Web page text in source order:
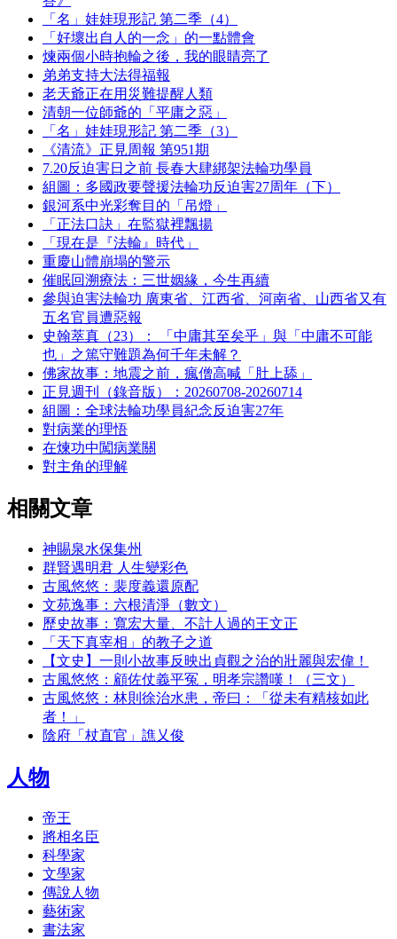
「名」娃娃現形記 第二季（4）
「好壞出自人的一念」的一點體會
煉兩個小時抱輪之後，我的眼睛亮了
弟弟支持大法得福報
老天爺正在用災難提醒人類
清朝一位師爺的「平庸之惡」
「名」娃娃現形記 第二季（3）
《清流》正見周報 第951期
7.20反迫害日之前 長春大肆綁架法輪功學員
組圖：多國政要聲援法輪功反迫害27周年（下）
銀河系中光彩奪目的「吊燈」
「正法口訣」在監獄裡飄揚
「現在是『法輪』時代」
重慶山體崩塌的警示
催眠回溯療法：三世姻緣，今生再續
參與迫害法輪功 廣東省、江西省、河南省、山西省又有
五名官員遭惡報
史翰萃真（23）： 「中庸其至矣乎」與「中庸不可能
也」之篤守難題為何千年未解？
佛家故事：地震之前，瘋僧高喊「肚上舔」
正見週刊（錄音版）：20260708-20260714
組圖：全球法輪功學員紀念反迫害27年
對病業的理悟
在煉功中闖病業關
對主角的理解
相關文章
神賜泉水保集州
群賢遇明君 人生變彩色
古風悠悠：裴度義還原配
文苑逸事：六根清淨（數文）
歷史故事：寬宏大量、不計人過的王文正
「天下真宰相」的教子之道
【文史】一則小故事反映出貞觀之治的壯麗與宏偉！
古風悠悠：顧佐仗義平冤，明孝宗讚嘆！（三文）
古風悠悠：林則徐治水患，帝曰：「從未有精核如此
者！」
陰府「杖直官」譙乂俊
人物
帝王
將相名臣
科學家
文學家
傳說人物
藝術家
書法家